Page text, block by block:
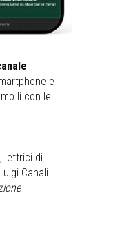
e
li con le
lettrici di
Canali